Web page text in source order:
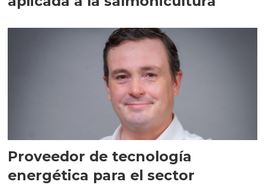
Proveedor de tecnología
energética para el sector